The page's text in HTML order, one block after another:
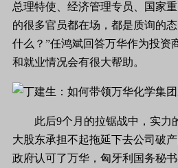
总理特使、经济管理专员、国家
的很多官员都在场，都是质询的
什么？”任鸿斌回答万华作为投资
和就业情况会有很大帮助。
此后9个月的拉锯战中，实力的
大股东承担不起拖延下去公司破
政府认可了万华，匈牙利国务秘